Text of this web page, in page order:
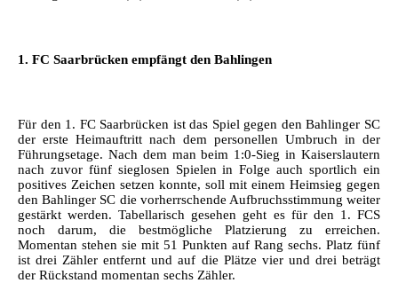
1. FC Saarbrücken empfängt den Bahlingen
Für den 1. FC Saarbrücken ist das Spiel gegen den Bahlinger SC
der erste Heimauftritt nach dem personellen Umbruch in der
Führungsetage. Nach dem man beim 1:0-Sieg in Kaiserslautern
nach zuvor fünf sieglosen Spielen in Folge auch sportlich ein
positives Zeichen setzen konnte, soll mit einem Heimsieg gegen
den Bahlinger SC die vorherrschende Aufbruchsstimmung weiter
gestärkt werden. Tabellarisch gesehen geht es für den 1. FCS
noch darum, die bestmögliche Platzierung zu erreichen.
Momentan stehen sie mit 51 Punkten auf Rang sechs. Platz fünf
ist drei Zähler entfernt und auf die Plätze vier und drei beträgt
der Rückstand momentan sechs Zähler.